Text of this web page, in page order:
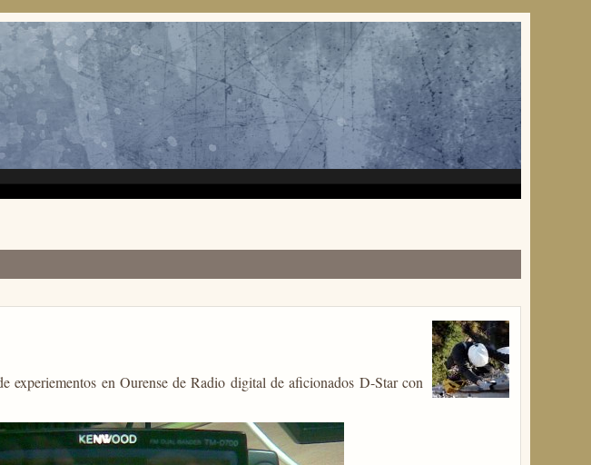
experiementos en Ourense de Radio digital de aficionados D-Star con